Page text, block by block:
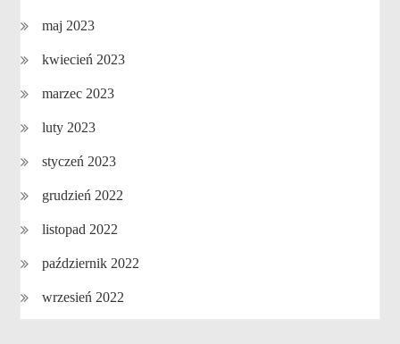
maj 2023
kwiecień 2023
marzec 2023
luty 2023
styczeń 2023
grudzień 2022
listopad 2022
październik 2022
wrzesień 2022